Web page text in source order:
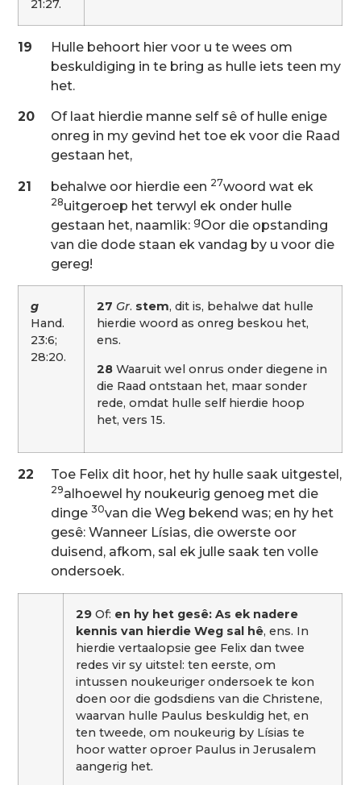
21:27.
19
Hulle behoort hier voor u te wees om
beskuldiging in te bring as hulle iets teen my
het.
20
Of laat hierdie manne self sê of hulle enige
onreg in my gevind het toe ek voor die Raad
gestaan het,
21 behalwe oor hierdie een 27woord wat ek
28uitgeroep het terwyl ek onder hulle
gestaan het, naamlik: gOor die opstanding
van die dode staan ek vandag by u voor die
gereg!
g
Hand.
23:6;
28:20.
27 Gr. stem, dit is, behalwe dat hulle
hierdie woord as onreg beskou het,
ens.
28 Waaruit wel onrus onder diegene in
die Raad ontstaan het, maar sonder
rede, omdat hulle self hierdie hoop
het, vers 15.
22 Toe Felix dit hoor, het hy hulle saak uitgestel,
29alhoewel hy noukeurig genoeg met die
dinge 30van die Weg bekend was; en hy het
gesê: Wanneer Lísias, die owerste oor
duisend, afkom, sal ek julle saak ten volle
ondersoek.
29 Of: en hy het gesê: As ek nadere
kennis van hierdie Weg sal hê, ens. In
hierdie vertaalopsie gee Felix dan twee
redes vir sy uitstel: ten eerste, om
intussen noukeuriger ondersoek te kon
doen oor die godsdiens van die Christene,
waarvan hulle Paulus beskuldig het, en
ten tweede, om noukeurig by Lísias te
hoor watter oproer Paulus in Jerusalem
aangerig het.